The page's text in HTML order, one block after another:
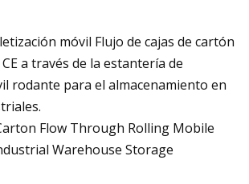
móvil Flujo de cajas de cartón
a través de la estantería de
rodante para el almacenamiento en